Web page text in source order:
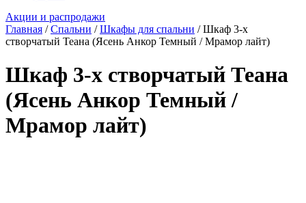
Акции и распродажи
Главная /Спальни /Шкафы для спальни / Шкаф 3-х
створчатый Теана (Ясень Анкор Темный / Мрамор лайт)
Шкаф 3-х створчатый Теана
(Ясень Анкор Темный /
Мрамор лайт)